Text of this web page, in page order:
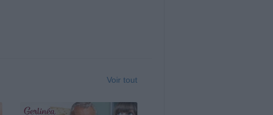
Voir tout